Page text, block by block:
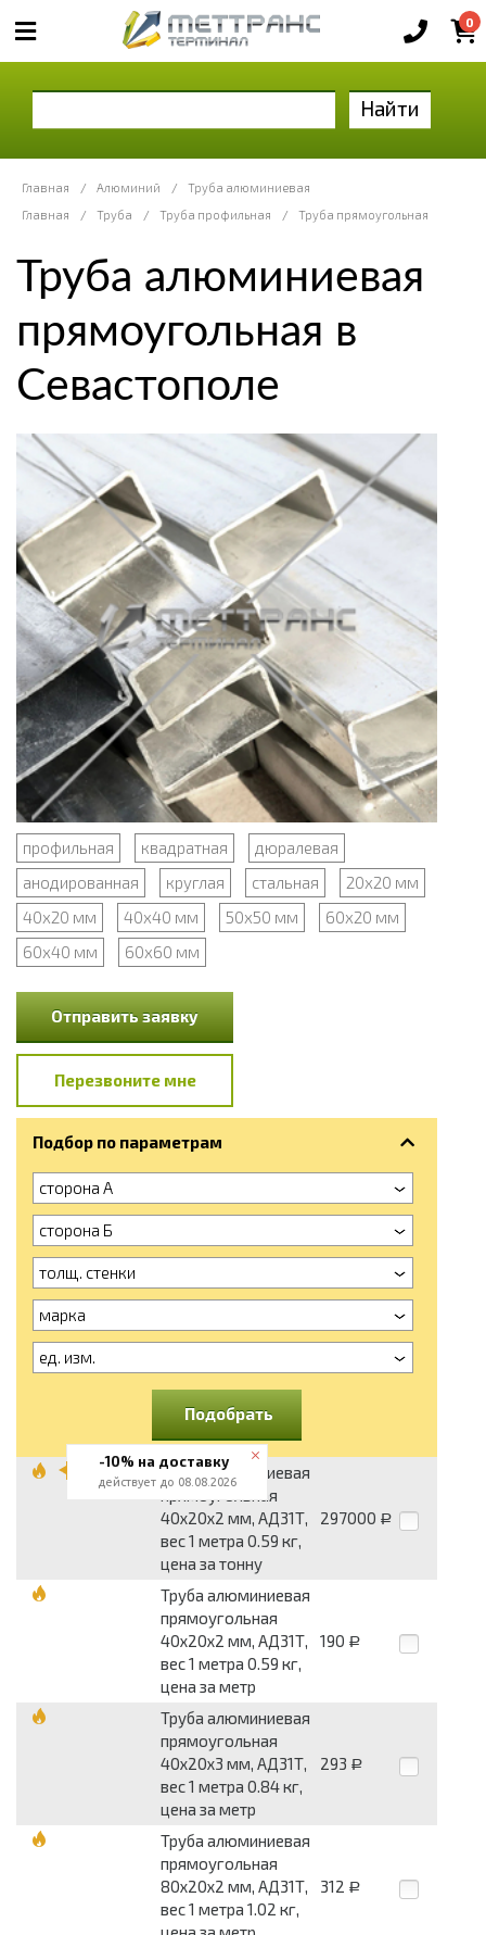
0
Найти
Главная / Алюминий /
Труба алюминиевая
Главная
/ Труба / Труба профильная / Труба прямоугольная
Труба алюминиевая
прямоугольная в
Севастополе
профильная квадратная
дюралевая
анодированная
круглая стальная
20х20 мм
40х20 мм
40х40 мм 50х50 мм
60х20 мм
60х40 мм
60х60 мм
Отправить заявку
Перезвоните мне
Подбор по параметрам
сторона А
сторона Б
толщ. стенки
марка
ед. изм.
Подобрать
Труба алюминиевая
прямоугольная
40x20x2 мм, АД31Т,
вес 1 метра 0.59 кг,
цена за тонну
297000 Р
Труба алюминиевая
прямоугольная
40x20x2 мм, АД31Т,
вес 1 метра 0.59 кг,
цена за метр
190 Р
Труба алюминиевая
прямоугольная
40x20x3 мм, АД31Т,
вес 1 метра 0.84 кг,
цена за метр
293 Р
Труба алюминиевая
прямоугольная
80x20x2 мм, АД31Т,
вес 1 метра 1.02 кг,
312 Р
-10% на доставку
действует до 08.08.2026